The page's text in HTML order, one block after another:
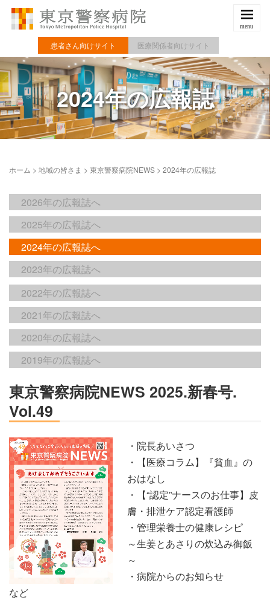
患者さん向けサイト 医療関係者向けサイト
2024年の広報誌
ホーム > 地域の皆さま > 東京警察病院NEWS > 2024年の広報誌
2026年の広報誌へ
2025年の広報誌へ
2024年の広報誌へ
2023年の広報誌へ
2022年の広報誌へ
2021年の広報誌へ
2020年の広報誌へ
2019年の広報誌へ
東京警察病院NEWS 2025.新春号.
Vol.49
・院長あいさつ
・【医療コラム】『貧血』の
おはなし
・【“認定”ナースのお仕事】皮
膚・排泄ケア認定看護師
・管理栄養士の健康レシピ
～生姜とあさりの炊込み御飯
～
・病院からのお知らせ
など